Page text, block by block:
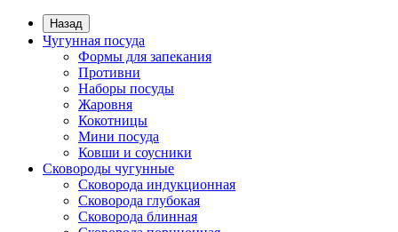
Назад
Чугунная посуда
Формы для запекания
Противни
Наборы посуды
Жаровня
Кокотницы
Мини посуда
Ковши и соусники
Сковороды чугунные
Сковорода индукционная
Сковорода глубокая
Сковорода блинная